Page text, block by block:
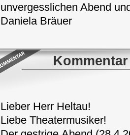
unvergesslichen Abend
Daniela Bräuer
Lieber Herr Heltau!
Liebe Theatermusiker!